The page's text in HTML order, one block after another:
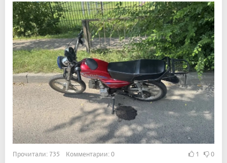
Прочитали: 735 Комментарии: 0 1 0